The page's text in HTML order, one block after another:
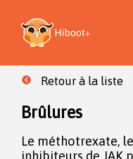
Retour à la liste
Brûlures
Le méthotrexate,
inhibiteurs de JAK